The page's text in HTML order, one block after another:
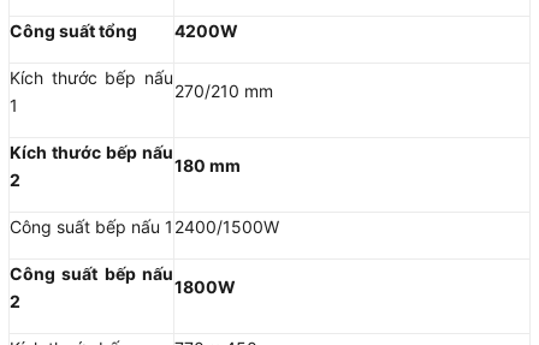
Công suất tổng 4200W
Kích thước bếp nấu
1
270/210 mm
Kích thước bếp nấu
2
180 mm
Công suất bếp nấu 1 2400/1500W
Công suất bếp nấu
2
1800W